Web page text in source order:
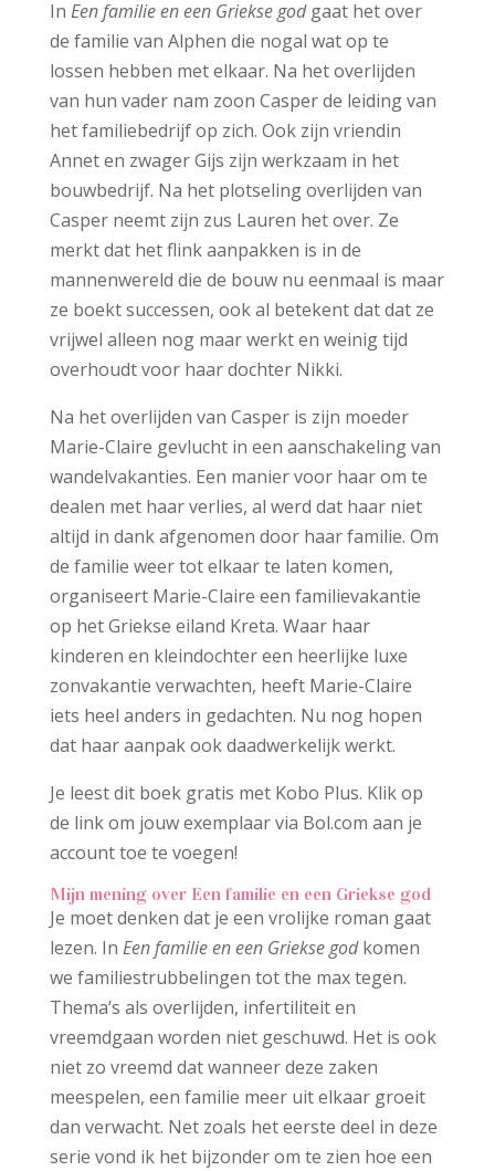
In Een familie en een Griekse godgaat het over
de familie van Alphen die nogal wat op te
lossen hebben met elkaar. Na het overlijden
van hun vader nam zoon Casper de leiding van
het familiebedrijf op zich. Ook zijn vriendin
Annet en zwager Gijs zijn werkzaam in het
bouwbedrijf. Na het plotseling overlijden van
Casper neemt zijn zus Lauren het over. Ze
merkt dat het flink aanpakken is in de
mannenwereld die de bouw nu eenmaal is maar
ze boekt successen, ook al betekent dat dat ze
vrijwel alleen nog maar werkt en weinig tijd
overhoudt voor haar dochter Nikki.
Na het overlijden van Casper is zijn moeder
Marie-Claire gevlucht in een aanschakeling van
wandelvakanties. Een manier voor haar om te
dealen met haar verlies, al werd dat haar niet
altijd in dank afgenomen door haar familie. Om
de familie weer tot elkaar te laten komen,
organiseert Marie-Claire een familievakantie
op het Griekse eiland Kreta. Waar haar
kinderen en kleindochter een heerlijke luxe
zonvakantie verwachten, heeft Marie-Claire
iets heel anders in gedachten. Nu nog hopen
dat haar aanpak ook daadwerkelijk werkt.
Je leest dit boek gratis met Kobo Plus. Klik op
de link om jouw exemplaar via Bol.com aan je
account toe te voegen!
Mijn mening over Een familie en een Griekse god
Je moet denken dat je een vrolijke roman gaat
lezen. In Een familie en een Griekse godkomen
we familiestrubbelingen tot the max tegen.
Thema’s als overlijden, infertiliteit en
vreemdgaan worden niet geschuwd. Het is ook
niet zo vreemd dat wanneer deze zaken
meespelen, een familie meer uit elkaar groeit
dan verwacht. Net zoals het eerste deel in deze
serie vond ik het bijzonder om te zien hoe een